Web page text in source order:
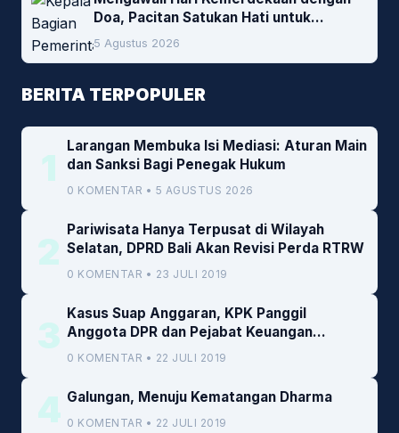
Doa, Pacitan Satukan Hati untuk
Indonesia
5 Agustus 2026
BERITA TERPOPULER
1
Larangan Membuka Isi Mediasi: Aturan Main
dan Sanksi Bagi Penegak Hukum
0 KOMENTAR • 5 AGUSTUS 2026
2
Pariwisata Hanya Terpusat di Wilayah
Selatan, DPRD Bali Akan Revisi Perda RTRW
0 KOMENTAR • 23 JULI 2019
3
Kasus Suap Anggaran, KPK Panggil
Anggota DPR dan Pejabat Keuangan
Kemenkeu
0 KOMENTAR • 22 JULI 2019
4 Galungan, Menuju Kematangan Dharma
0 KOMENTAR • 22 JULI 2019